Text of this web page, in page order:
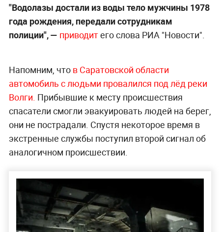
"Водолазы достали из воды тело мужчины 1978
года рождения, передали сотрудникам
полиции", — приводитего слова РИА "Новости".
Напомним, чтов Саратовской области
автомобиль с людьми провалился под лёд реки
Волги. Прибывшие к месту происшествия
спасатели смогли эвакуировать людей на берег,
они не пострадали. Спустя некоторое время в
экстренные службы поступил второй сигнал об
аналогичном происшествии.